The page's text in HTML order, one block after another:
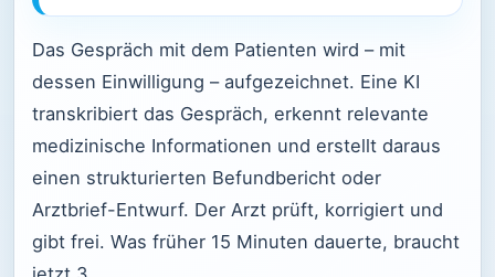
Das Gespräch mit dem Patienten wird – mit
dessen Einwilligung – aufgezeichnet. Eine KI
transkribiert das Gespräch, erkennt relevante
medizinische Informationen und erstellt daraus
einen strukturierten Befundbericht oder
Arztbrief-Entwurf. Der Arzt prüft, korrigiert und
gibt frei. Was früher 15 Minuten dauerte, braucht